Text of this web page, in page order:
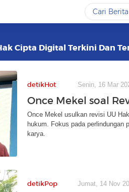
Cipta Digital Terkini Dan
detikHot Senin, 16 Mar
Once Mekel soal
Once Mekel usulkan revisi UU
hukum. Fokus pada perlindungan
karya.
detikPop Jumat, 14 Nov